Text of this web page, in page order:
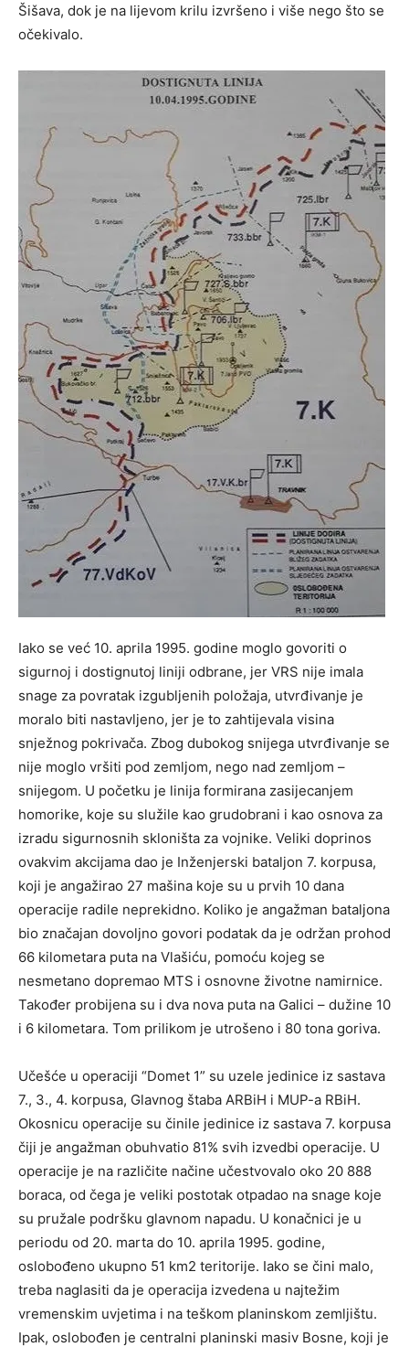
Šišava, dok je na lijevom krilu izvršeno i više nego što se
očekivalo.
Iako se već 10. aprila 1995. godine moglo govoriti o
sigurnoj i dostignutoj liniji odbrane, jer VRS nije imala
snage za povratak izgubljenih položaja, utvrđivanje je
moralo biti nastavljeno, jer je to zahtijevala visina
snježnog pokrivača. Zbog dubokog snijega utvrđivanje se
nije moglo vršiti pod zemljom, nego nad zemljom –
snijegom. U početku je linija formirana zasijecanjem
homorike, koje su služile kao grudobrani i kao osnova za
izradu sigurnosnih skloništa za vojnike. Veliki doprinos
ovakvim akcijama dao je Inženjerski bataljon 7. korpusa,
koji je angažirao 27 mašina koje su u prvih 10 dana
operacije radile neprekidno. Koliko je angažman bataljona
bio značajan dovoljno govori podatak da je održan prohod
66 kilometara puta na Vlašiću, pomoću kojeg se
nesmetano dopremao MTS i osnovne životne namirnice.
Također probijena su i dva nova puta na Galici – dužine 10
i 6 kilometara. Tom prilikom je utrošeno i 80 tona goriva.
Učešće u operaciji “Domet 1” su uzele jedinice iz sastava
7., 3., 4. korpusa, Glavnog štaba ARBiH i MUP-a RBiH.
Okosnicu operacije su činile jedinice iz sastava 7. korpusa
čiji je angažman obuhvatio 81% svih izvedbi operacije. U
operacije je na različite načine učestvovalo oko 20 888
boraca, od čega je veliki postotak otpadao na snage koje
su pružale podršku glavnom napadu. U konačnici je u
periodu od 20. marta do 10. aprila 1995. godine,
oslobođeno ukupno 51 km2 teritorije. Iako se čini malo,
treba naglasiti da je operacija izvedena u najtežim
vremenskim uvjetima i na teškom planinskom zemljištu.
Ipak, oslobođen je centralni planinski masiv Bosne, koji je